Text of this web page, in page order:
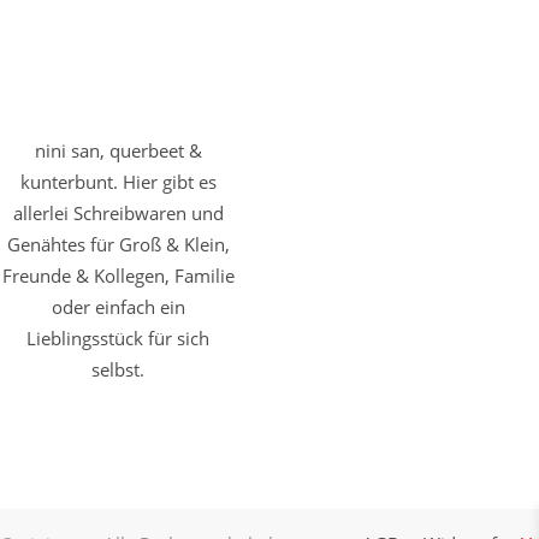
nini san, querbeet &
kunterbunt. Hier gibt es
allerlei Schreibwaren und
Genähtes für Groß & Klein,
Freunde & Kollegen, Familie
oder einfach ein
Lieblingsstück für sich
selbst.